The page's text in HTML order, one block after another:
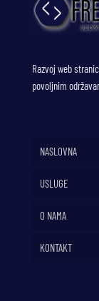
Razvoj web
povoljnim
NASLOVNA
USLUGE
O NAMA
KONTAKT